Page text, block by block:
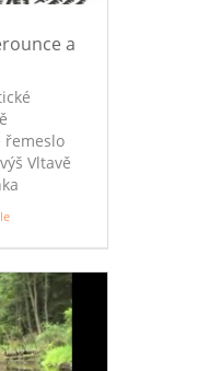
a
řemeslo
Vltavě
vysoké
na
přispělo